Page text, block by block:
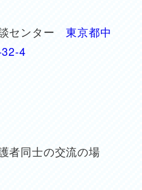
談センター東京都中
4
者同士の交流の場